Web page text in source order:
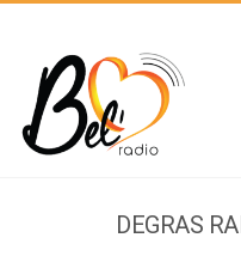
DEGRAS